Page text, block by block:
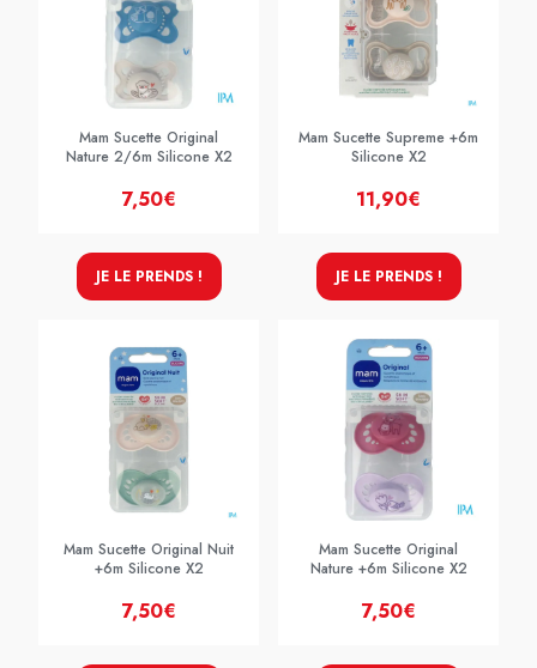
Mam Sucette Original
Nature 2/6m Silicone X2
7,50€
JE LE PRENDS !
Mam Sucette Supreme +6m
Silicone X2
11,90€
JE LE PRENDS !
Mam Sucette Original Nuit
+6m Silicone X2
7,50€
Mam Sucette Original
Nature +6m Silicone X2
7,50€